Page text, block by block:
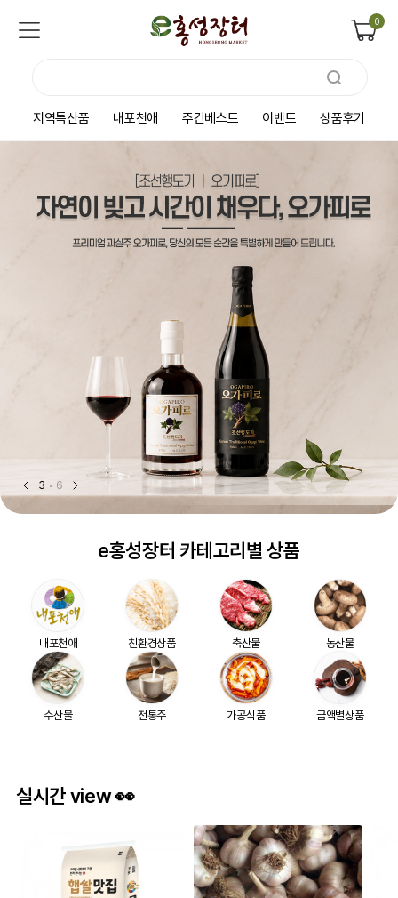
0
지역특산품 내포천애 주간베스트 이벤트 상품후기
3 6
e홍성장터 카테고리별 상품
내포천애 친환경상품 축산물 농산물
수산물 전통주 가공식품 금액별상품
실시간 view 👀